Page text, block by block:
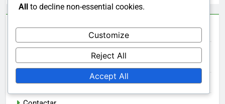
Enlaces Rápidos
Quiénes Somos
Buscar artículos
All to decline non-essential cookies.
Customize
Reject All
Accept All